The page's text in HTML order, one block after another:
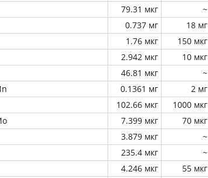
79.31 мкг
~
0.737 мг 18 мг
1.76 мкг 150 мкг
2.942 мкг 10 мкг
46.81 мкг
~
0.1361 мг 2 мг
102.66 мкг 1000 мкг
7.399 мкг 70 мкг
3.879 мкг
~
235.4 мкг
~
4.246 мкг 55 мкг